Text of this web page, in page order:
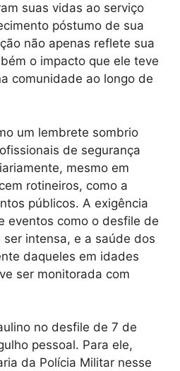
suas vidas ao serviço
póstumo de sua
não apenas reflete sua
o impacto que ele teve
comunidade ao longo de
um lembrete sombrio
de segurança
mesmo em
rotineiros, como a
públicos. A exigência
eventos como o desfile de
intensa, e a saúde dos
daqueles em idades
ser monitorada com
no desfile de 7 de
pessoal. Para ele,
da Polícia Militar nesse